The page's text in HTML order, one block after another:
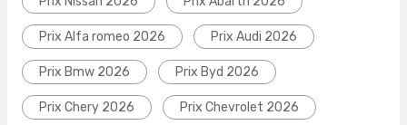
Prix Alfa romeo 2026 Prix Audi 2026
Prix Bmw 2026 Prix Byd 2026
Prix Chery 2026 Prix Chevrolet 2026